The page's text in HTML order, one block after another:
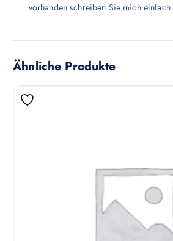
vorhanden schreiben Sie mich einfach
Ähnliche Produkte